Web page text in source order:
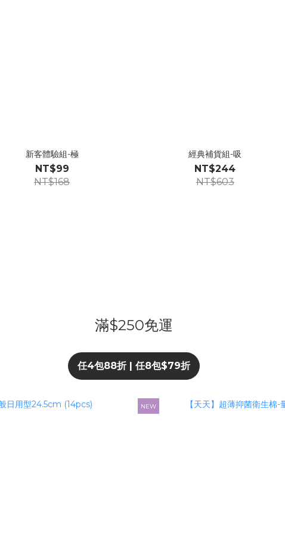
新客體驗組-極
NT$99
NT$168
經典補貨組-吸
NT$244
NT$603
滿$250免運
任4包88折 | 任8包$79折
NEW